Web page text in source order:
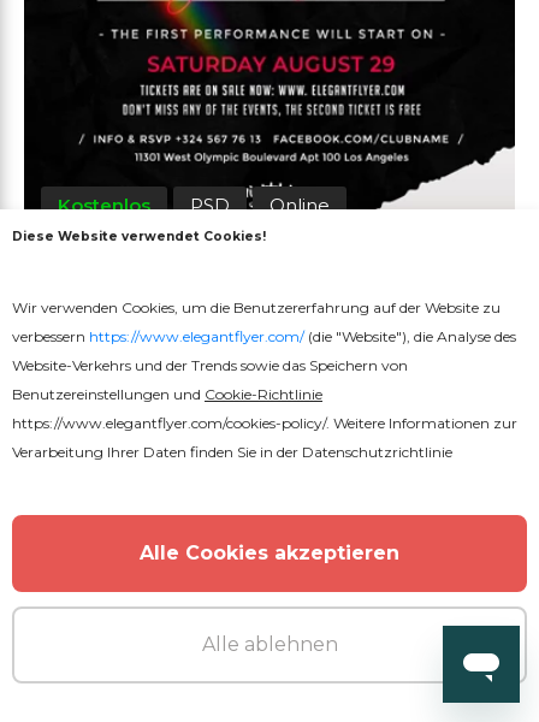
Kostenlos PSD Online
Diese Website verwendet Cookies!
Wir verwenden Cookies, um die Benutzererfahrung auf der Website zu
verbessern https://www.elegantflyer.com/(die "Website"), die Analyse des
Website-Verkehrs und der Trends sowie das Speichern von
Benutzereinstellungen und Cookie-Richtlinie
https://www.elegantflyer.com/cookies-policy/. Weitere Informationen zur
Verarbeitung Ihrer Daten finden Sie in der Datenschutzrichtlinie
Alle Cookies akzeptieren
Alle ablehnen